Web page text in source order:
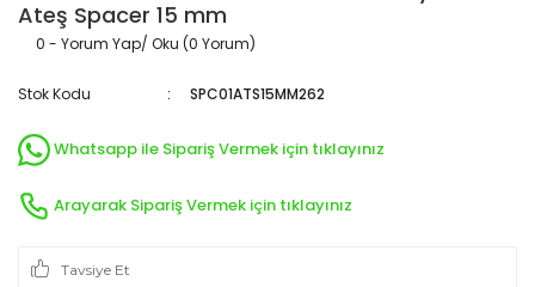
Ateş Spacer 15 mm
0 - Yorum Yap/ Oku (0 Yorum)
Stok Kodu SPC01ATS15MM262
Whatsapp ile Sipariş Vermek için tıklayınız
Arayarak Sipariş Vermek için tıklayınız
Tavsiye Et